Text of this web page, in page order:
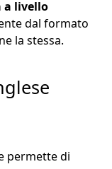
a livello
dal formato
la stessa.
permette di